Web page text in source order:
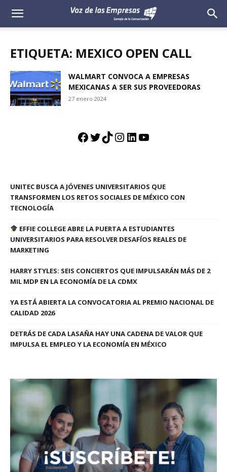
Voz
Empresas
ETIQUETA: MEXICO OPEN CALL
WALMART CONVOCA A EMPRESAS
MEXICANAS A SER SUS PROVEEDORAS
27 enero 2024
Facebook
Twitter
TikTok
Instagram
LinkedIn
YouTube
UNITEC BUSCA A JÓVENES UNIVERSITARIOS QUE
TRANSFORMEN LOS RETOS SOCIALES DE MÉXICO CON
TECNOLOGÍA
EFFIE COLLEGE ABRE LA PUERTA A ESTUDIANTES
UNIVERSITARIOS PARA RESOLVER DESAFÍOS REALES DE
MARKETING
HARRY STYLES: SEIS CONCIERTOS QUE IMPULSARÁN MÁS DE 2
MIL MDP EN LA ECONOMÍA DE LA CDMX
YA ESTÁ ABIERTA LA CONVOCATORIA AL PREMIO NACIONAL DE
CALIDAD 2026
DETRÁS DE CADA LASAÑA HAY UNA CADENA DE VALOR QUE
IMPULSA EL EMPLEO Y LA ECONOMÍA EN MÉXICO